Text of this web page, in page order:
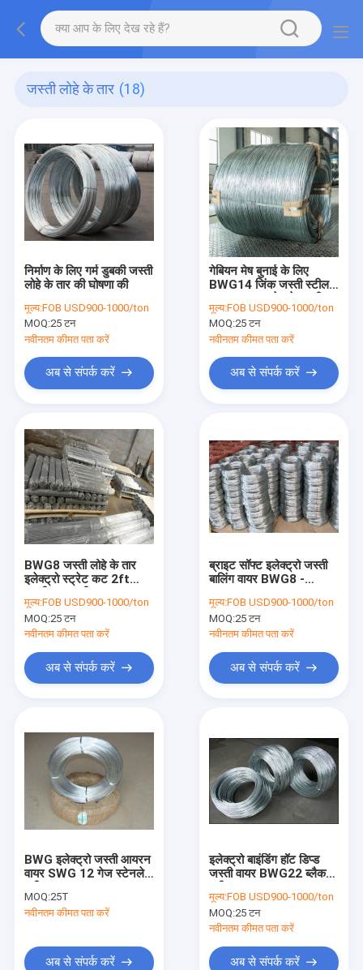
जस्ती लोहे के तार (18)
निर्माण के लिए गर्म डुबकी जस्ती
लोहे के तार की घोषणा की
मूल्य:FOB USD900-1000/ton
MOQ:25 टन
नवीनतम कीमत पता करें
अब से संपर्क करें
गेबियन मेष बुनाई के लिए
BWG14 जिंक जस्ती स्टील
केज वायर
मूल्य:FOB USD900-1000/ton
MOQ:25 टन
नवीनतम कीमत पता करें
अब से संपर्क करें
BWG8 जस्ती लोहे के तार
इलेक्ट्रो स्ट्रेट कट 2ft
मूल्य:FOB USD900-1000/ton
MOQ:25 टन
नवीनतम कीमत पता करें
अब से संपर्क करें
ब्राइट सॉफ्ट इलेक्ट्रो जस्ती
बालिंग वायर BWG8 -
मूल्य:FOB USD900-1000/ton
MOQ:25 टन
नवीनतम कीमत पता करें
अब से संपर्क करें
BWG इलेक्ट्रो जस्ती आयरन
वायर SWG 12 गेज स्टेनलेस
MOQ:25T
नवीनतम कीमत पता करें
अब से संपर्क करें
इलेक्ट्रो बाइंडिंग हॉट डिप्ड
जस्ती वायर BWG22 ब्लैक
मूल्य:FOB USD900-1000/ton
MOQ:25 टन
नवीनतम कीमत पता करें
अब से संपर्क करें